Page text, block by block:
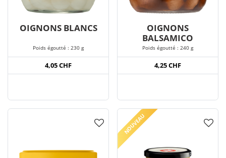
OIGNONS BLANCS
Poids égoutté : 230 g
4,05 CHF
OIGNONS
BALSAMICO
Poids égoutté : 240 g
4,25 CHF
NOUVEAU